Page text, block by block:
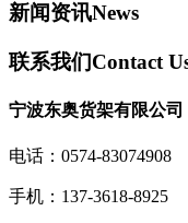
新闻资讯News
联系我们Contact
宁波东奥货架有限公司
电话：0574-83074908
手机：137-3618-8925